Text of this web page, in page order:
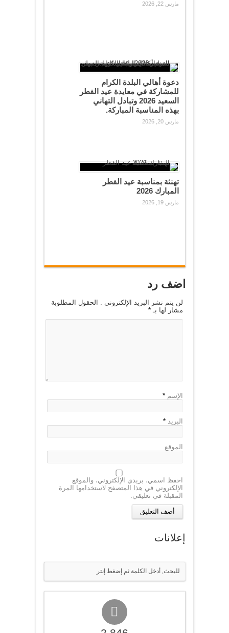
مارس 22, 2026
دعوة أهالي البلدة الكرام
للمشاركة في معايدة عيد الفطر
السعيد 2026 وتبادل التهاني
بهذه المناسبة المباركة.
مارس 20, 2026
تهنئة بمناسبة عيد الفطر
المبارك 2026
مارس 19, 2026
اضف رد
لن يتم نشر البريد الإلكتروني . الحقول المطلوبة
مشار لها بـ*
الإسم *
البريد *
الموقع
احفظ اسمي، بريدي الإلكتروني، والموقع
الإلكتروني في هذا المتصفح لاستخدامها المرة
المقبلة في تعليقي.
إعلانات